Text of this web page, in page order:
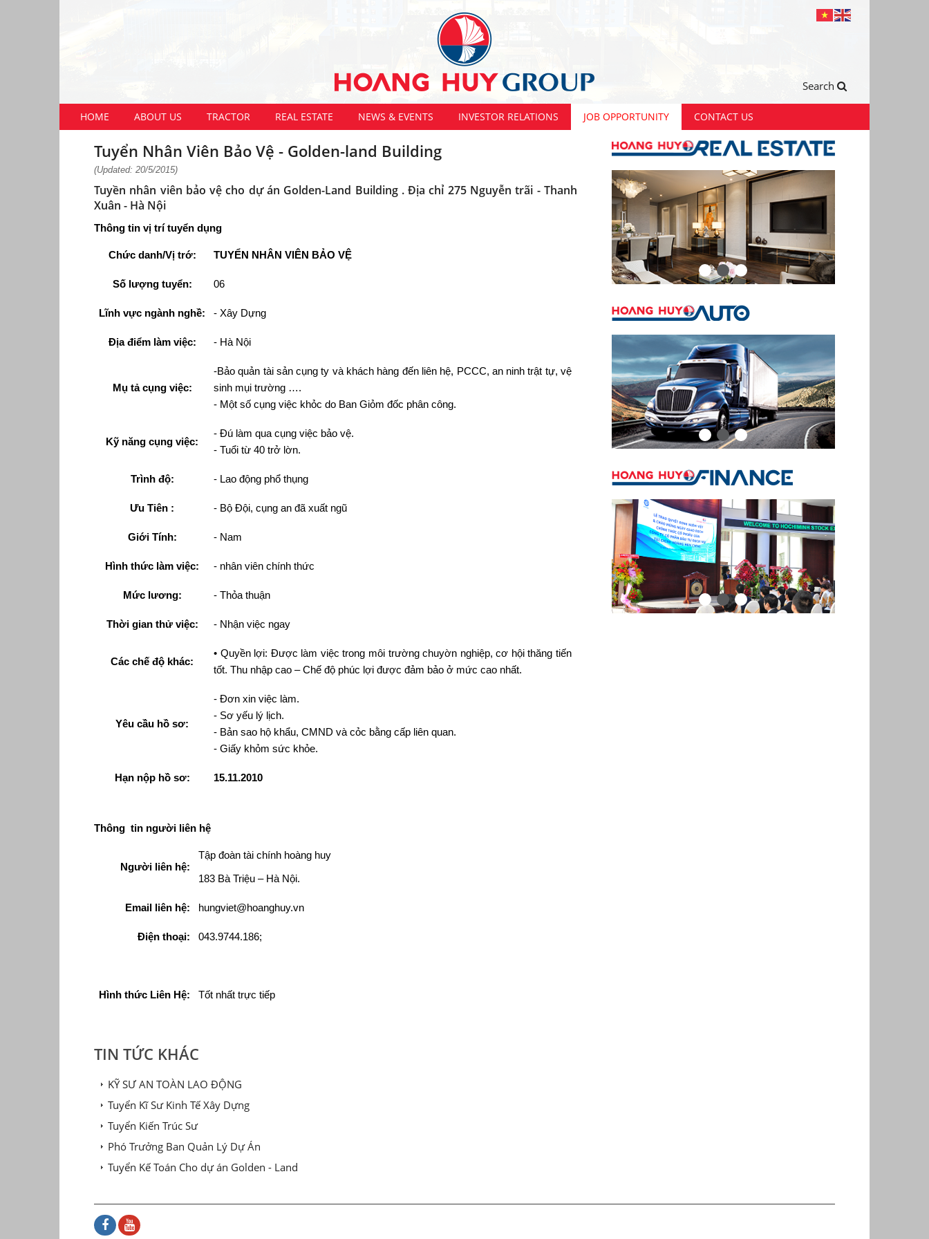
Search
HOME ABOUT US TRACTOR REAL ESTATE NEWS & EVENTS INVESTOR RELATIONS JOB OPPORTUNITY CONTACT US
Tuyển Nhân Viên Bảo Vệ - Golden-land Building
(Updated: 20/5/2015)
Tuyền nhân viên bảo vệ cho dự án Golden-Land Building . Địa chỉ 275 Nguyễn trãi - Thanh
Xuân - Hà Nội
Thông tin vị trí tuyển dụng
Chức danh/Vị trớ: TUYỂN NHÂN VIÊN BẢO VỆ
Số lượng tuyển: 06
Lĩnh vực ngành nghề: - Xây Dựng
Địa điểm làm việc: - Hà Nội
Mụ tả cụng việc:
-Bảo quản tài sản cụng ty và khách hàng đến liên hệ, PCCC, an ninh trật tự, vệ
sinh mụi trường ….
- Một số cụng việc khỏc do Ban Giỏm đốc phân công.
Kỹ năng cụng việc:
- Đú làm qua cụng việc bảo vệ.
- Tuổi từ 40 trở lờn.
Trình độ: - Lao động phổ thụng
Ưu Tiên : - Bộ Đội, cụng an đã xuất ngũ
Giới Tính: - Nam
Hình thức làm việc: - nhân viên chính thức
Mức lương: - Thỏa thuận
Thời gian thử việc: - Nhận việc ngay
Các chế độ khác:
• Quyền lợi: Được làm việc trong môi trường chuyờn nghiệp, cơ hội thăng tiến
tốt. Thu nhập cao – Chế độ phúc lợi được đảm bảo ở mức cao nhất.
Yêu cầu hồ sơ:
- Đơn xin việc làm.
- Sơ yếu lý lịch.
- Bản sao hộ khẩu, CMND và cỏc bằng cấp liên quan.
- Giấy khỏm sức khỏe.
Hạn nộp hồ sơ: 15.11.2010
Thông tin người liên hệ
Người liên hệ:
Tập đoàn tài chính hoàng huy
183 Bà Triệu – Hà Nội.
Email liên hệ: hungviet@hoanghuy.vn
Điện thoại: 043.9744.186;
Hình thức Liên Hệ: Tốt nhất trực tiếp
TIN TỨC KHÁC
KỸ SƯ AN TOÀN LAO ĐỘNG
Tuyển Kĩ Sư Kinh Tế Xây Dựng
Tuyển Kiến Trúc Sư
Phó Trưởng Ban Quản Lý Dự Án
Tuyển Kế Toán Cho dự án Golden - Land